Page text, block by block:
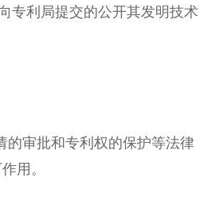
利局提交的公开其发明技术
审批和专利权的保护等法律
用。